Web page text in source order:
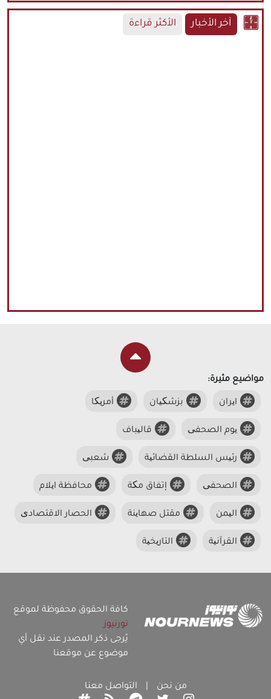
آخر الأخبار الأكثر قراءة
مواضيع مثيرة:
ایران بزشکیان أمریکا
یوم الصحفی قالیباف
رئیس السلطة القضائیة شعبی
الصحفی إتفاق مکة محافظة ایلام
الیمن مقتل صهاینة الحصار الاقتصادی
القرآنیة التاریخیة
كافة الحقوق محفوظة لموقع
نورنيوز
يُرجى ذكر المصدر عند نقل أي
موضوع عن موقعنا
من نحن التواصل معنا